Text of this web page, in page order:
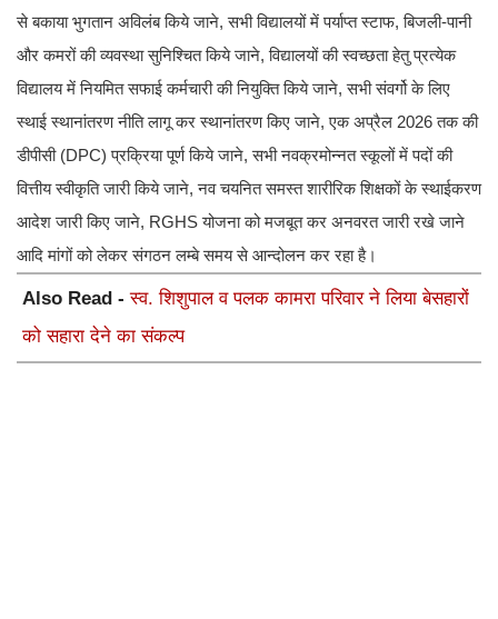
से बकाया भुगतान अविलंब किये जाने, सभी विद्यालयों में पर्याप्त स्टाफ, बिजली-पानी
और कमरों की व्यवस्था सुनिश्चित किये जाने, विद्यालयों की स्वच्छता हेतु प्रत्येक
विद्यालय में नियमित सफाई कर्मचारी की नियुक्ति किये जाने, सभी संवर्गो के लिए
स्थाई स्थानांतरण नीति लागू कर स्थानांतरण किए जाने, एक अप्रैल 2026 तक की
डीपीसी (DPC) प्रक्रिया पूर्ण किये जाने, सभी नवक्रमोन्नत स्कूलों में पदों की
वित्तीय स्वीकृति जारी किये जाने, नव चयनित समस्त शारीरिक शिक्षकों के स्थाईकरण
आदेश जारी किए जाने, RGHS योजना को मजबूत कर अनवरत जारी रखे जाने
आदि मांगों को लेकर संगठन लम्बे समय से आन्दोलन कर रहा है।
Also Read -स्व. शिशुपाल व पलक कामरा परिवार ने लिया बेसहारों
को सहारा देने का संकल्प